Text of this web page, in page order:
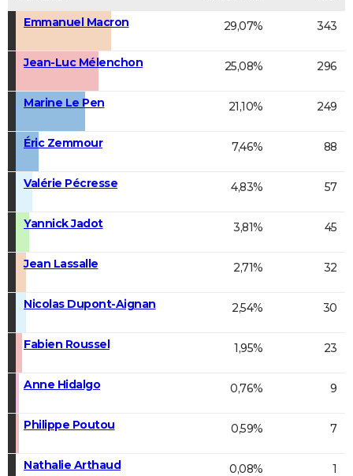
Emmanuel Macron
29,07% 343
Jean-Luc Mélenchon 25,08% 296
Marine Le Pen 21,10% 249
Éric Zemmour 7,46% 88
Valérie Pécresse 4,83% 57
Yannick Jadot 3,81% 45
Jean Lassalle 2,71% 32
Nicolas Dupont-Aignan 2,54% 30
Fabien Roussel 1,95% 23
Anne Hidalgo 0,76% 9
Philippe Poutou 0,59% 7
Nathalie Arthaud 0,08% 1